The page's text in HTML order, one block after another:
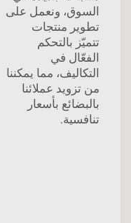
السوق، ونعمل على
تطوير منتجات
تتميّز بالتحكم
الفعّال في
التكاليف، مما يمكننا
من تزويد عملائنا
بالبضائع بأسعار
تنافسية.